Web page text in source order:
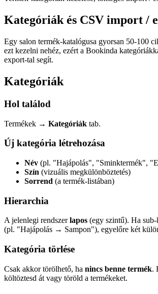
Kategóriák és CSV import /
Egy salon termék-katalógusa gyorsan 50-100
ezt kezelni nehéz, ezért a Bookinda
export-tal segít.
Kategóriák
Hol találod
Termékek → Kategóriák tab.
Új kategória létrehozása
Név (pl. "Hajápolás", "Sminktermék",
Szín (vizuális megkülönböztetés)
Sorrend (a termék-listában)
Hierarchia
A jelenlegi rendszerlapos (egy szintű). Ha
(pl. "Hajápolás → Sampon"), egyelőre két
Kategória törlése
Csak akkor törölhető, ha nincs benne termék.
költöztesd át vagy töröld a termékeket.